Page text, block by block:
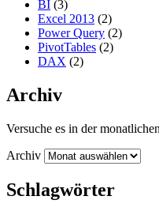
BI (3)
Excel 2013 (2)
Power Query (2)
PivotTables (2)
DAX (2)
Archiv
Versuche es in der
Archiv
Schlagwörter